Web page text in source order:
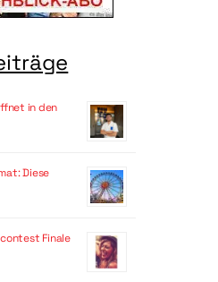
in den
Diese
Finale